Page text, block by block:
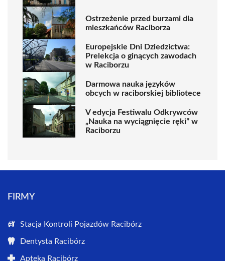
Ostrzeżenie przed burzami dla
mieszkańców Raciborza
Europejskie Dni Dziedzictwa:
Prelekcja o ginących zawodach
w Raciborzu
Darmowa nauka języków
obcych w raciborskiej bibliotece
V edycja Festiwalu Odkrywców
„Nauka na wyciągnięcie ręki” w
Raciborzu
FIRMY
Stacja Kontroli Pojazdów Racibórz
Dentysta Racibórz
Apteka Racibórz